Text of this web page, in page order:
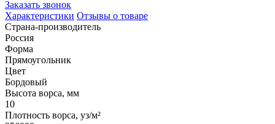
Заказать звонок
Характеристики Отзывы о товаре
Страна-производитель
Россия
Форма
Прямоугольник
Цвет
Бордовый
Высота ворса, мм
10
Плотность ворса, уз/м²